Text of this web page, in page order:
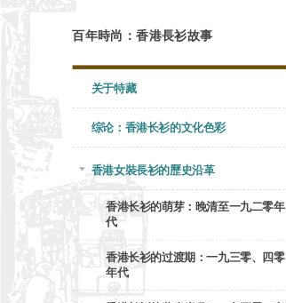
百年時尚：香港長衫故事
关于特藏
综论：香港长衫的文化色彩
香港女裝長衫的歷史沿革
香港长衫的萌芽：晚清至一九二零年
代
香港长衫的过渡期：一九三零、四零
年代